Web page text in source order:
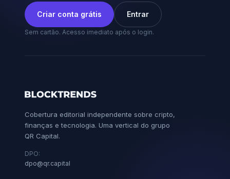
Criar conta grátis Entrar
Sem cartão. Acesso imediato após o login.
Cobertura editorial independente sobre cripto,
finanças e tecnologia. Uma vertical do grupo
QR Capital.
DPO:
dpo@qr.capital